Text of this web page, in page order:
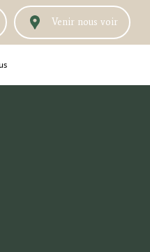
Venir nous voir